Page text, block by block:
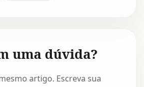
uma dúvida?
artigo. Escreva sua